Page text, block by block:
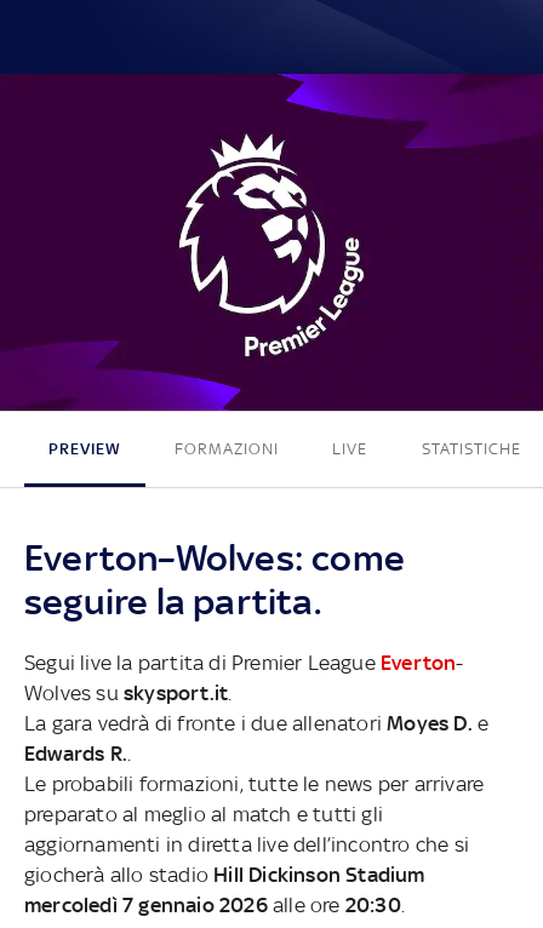
1 - 1
PREVIEW FORMAZIONI LIVE STATISTICHE
Everton–Wolves: come
seguire la partita.
Segui live la partita di Premier League Everton-
Wolves su skysport.it
La gara vedrà di fronte i due allenatoriMoyes D. e
Edwards R.
Le probabili formazioni, tutte le news per arrivare
preparato al meglio al match e tutti gli
aggiornamenti in diretta live dell’incontro che si
giocherà allo stadio Hill Dickinson Stadium
mercoledì 7 gennaio 2026alle ore 20:30.